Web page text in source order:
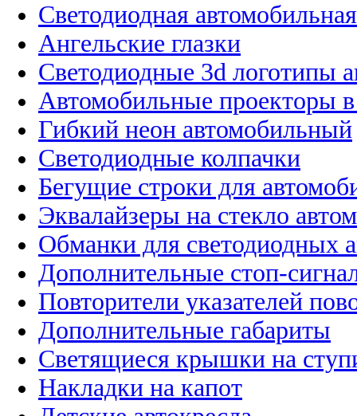
Светодиодная
Ангельские глазки
Светодиодные 3d логотипы
Автомобильные проекторы
Гибкий неон автомобильный
Светодиодные колпачки
Бегущие строки для
Эквалайзеры на стекло
Обманки для светодиодных
Дополнительные стоп-
Повторители указателей
Дополнительные габариты
Светящиеся крышки на
Накладки на капот